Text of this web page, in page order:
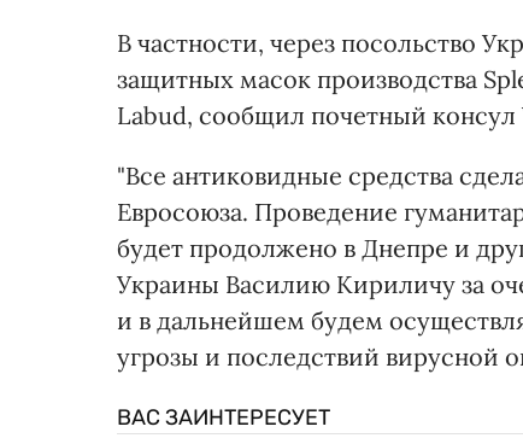
В частности, через посольство
защитных масок производства
Labud, сообщил почетный
"Все антиковидные средства
Евросоюза. Проведение
будет продолжено в Днепре и
Украины Василию Кириличу за
и в дальнейшем будем
угрозы и последствий вирусной
ВАС ЗАИНТЕРЕСУЕТ